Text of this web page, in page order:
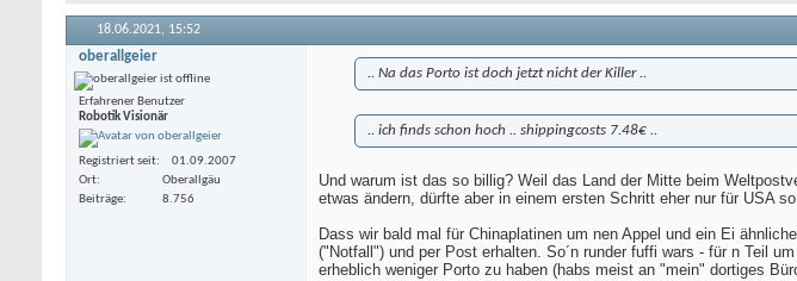
18.06.2021, 15:52
oberallgeier
Erfahrener Benutzer
Robotik Visionär
Registriert seit
01.09.2007
Ort
Oberallgäu
Beiträge
8.756
.. Na das Porto ist doch jetzt nicht der Killer ..
.. ich finds schon hoch .. shippingcosts 7.48€ ..
Und warum ist das so billig? Weil das Land der Mitte beim
etwas ändern, dürfte aber in einem ersten Schritt eher nur für USA
Dass wir bald mal für Chinaplatinen um nen Appel und ein Ei
("Notfall") und per Post erhalten. So´n runder fuffi wars - für n Teil
erheblich weniger Porto zu haben (habs meist an "mein" dortiges